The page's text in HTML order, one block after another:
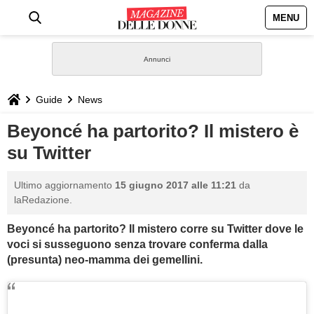
MENU
STILE
BIOGRAFIE
DEFINIZIONI
GASTRONOMIA
CAPELLI
Guide News
Beyoncé ha partorito? Il mistero è
su Twitter
Ultimo aggiornamento 15 giugno 2017 alle 11:21 da
laRedazione.
Beyoncé ha partorito? Il mistero corre su Twitter dove le
voci si susseguono senza trovare conferma dalla
(presunta) neo-mamma dei gemellini.